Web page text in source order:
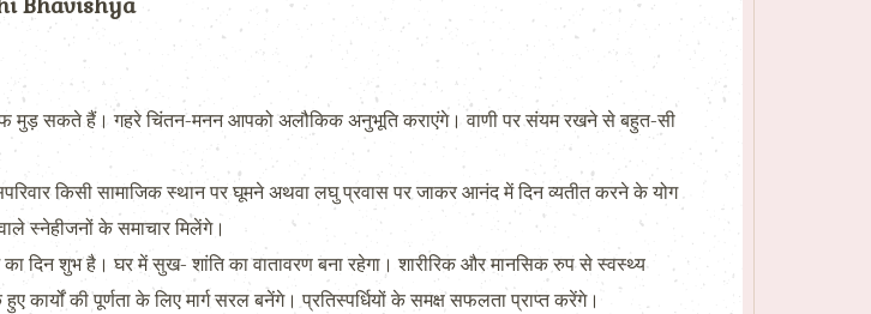
मुड़ सकते हैं। गहरे चिंतन-मनन आपको अलौकिक अनुभूति कराएंगे। वाणी पर संयम रखने से बहुत-सी
किसी सामाजिक स्थान पर घूमने अथवा लघु प्रवास पर जाकर आनंद में दिन व्यतीत करने के योग
स्नेहीजनों के समाचार मिलेंगे।
दिन शुभ है। घर में सुख- शांति का वातावरण बना रहेगा। शारीरिक और मानसिक रुप से स्वस्थ्य
की पूर्णता के लिए मार्ग सरल बनेंगे। प्रतिस्पर्धियों के समक्ष सफलता प्राप्त करेंगे।